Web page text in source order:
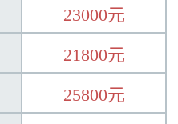
23000元
21800元
25800元